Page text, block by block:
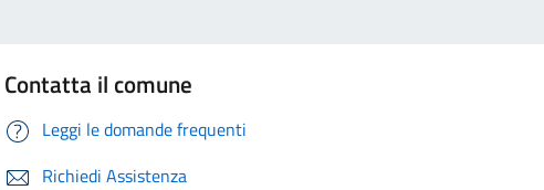
Contatta il comune
Leggi le domande frequenti
Richiedi Assistenza